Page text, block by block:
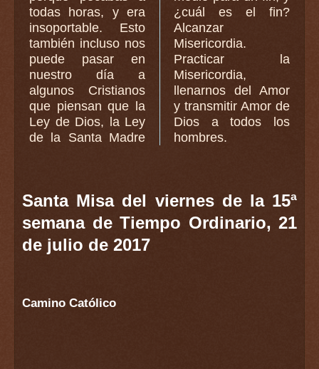
todas horas, y era
insoportable. Esto
también incluso nos
puede pasar en
nuestro día a
algunos Cristianos
que piensan que la
Ley de Dios, la Ley
de la Santa Madre
¿cuál es el fin?
Alcanzar
Misericordia.
Practicar la
Misericordia,
llenarnos del Amor
y transmitir Amor de
Dios a todos los
hombres.
Santa Misa del viernes de la 15ª
semana de Tiempo Ordinario, 21
de julio de 2017
Camino Católico